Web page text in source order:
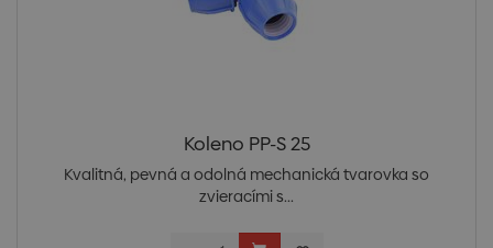
Koleno PP-S 25
Kvalitná, pevná a odolná mechanická tvarovka so
zvieracími s...